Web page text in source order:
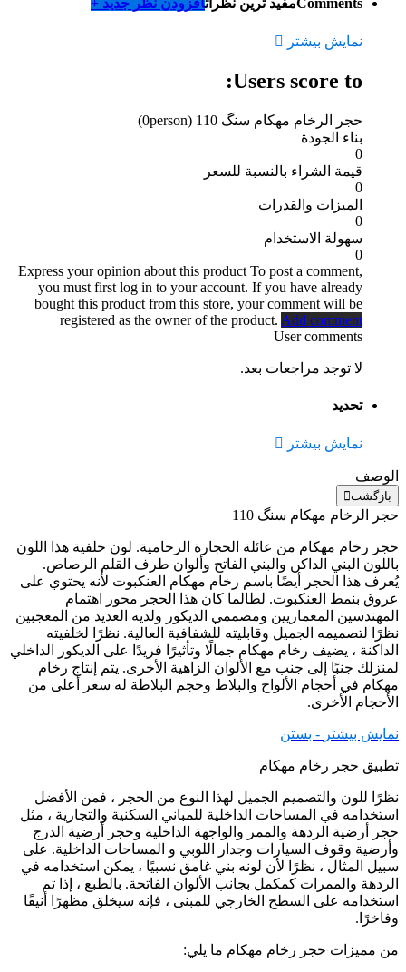
Commentsمفید ترین نظراتافزودن نظر جدید +
نمایش بیشتر
Users score to:
حجر الرخام مهکام سنگ 110
(0person)
بناء الجودة
0
قيمة الشراء بالنسبة للسعر
0
الميزات والقدرات
0
سهولة الاستخدام
0
Express your opinion about this product To post a comment,
you must first log in to your account. If you have already
bought this product from this store, your comment will be
registered as the owner of the product. Add comment
User comments
لا توجد مراجعات بعد.
تحديد
نمایش بیشتر
الوصف
بازگشت
حجر الرخام مهکام سنگ 110
حجر رخام مهکام من عائلة الحجارة الرخامية. لون خلفية هذا اللون
باللون البني الداكن والبني الفاتح وألوان طرف القلم الرصاص.
يُعرف هذا الحجر أيضًا باسم رخام مهکام العنكبوت لأنه يحتوي على
عروق بنمط العنكبوت. لطالما كان هذا الحجر محور اهتمام
المهندسين المعماريين ومصممي الديكور ولديه العديد من المعجبين
نظرًا لتصميمه الجميل وقابليته للشفافية العالية. نظرًا لخلفيته
الداكنة ، يضيف رخام مهکام جمالًا وتأثيرًا فريدًا على الديكور الداخلي
لمنزلك جنبًا إلى جنب مع الألوان الزاهية الأخرى. يتم إنتاج رخام
مهکام في أحجام الألواح والبلاط وحجم البلاطة له سعر أعلى من
الأحجام الأخرى.
نمایش بیشتر - بستن
تطبيق حجر رخام مهکام
نظرًا للون والتصميم الجميل لهذا النوع من الحجر ، فمن الأفضل
استخدامه في المساحات الداخلية للمباني السكنية والتجارية ، مثل
حجر أرضية الردهة والممر والواجهة الداخلية وحجر أرضية الدرج
وأرضية وقوف السيارات وجدار اللوبي و المساحات الداخلية. على
سبيل المثال ، نظرًا لأن لونه بني غامق نسبيًا ، يمكن استخدامه في
الردهة والممرات كمكمل بجانب الألوان الفاتحة. بالطبع ، إذا تم
استخدامه على السطح الخارجي للمبنى ، فإنه سيخلق مظهرًا أنيقًا
وفاخرًا.
من مميزات حجر رخام مهکام ما يلي: